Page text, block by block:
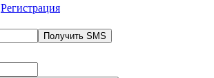
Регистрация
Получить SMS